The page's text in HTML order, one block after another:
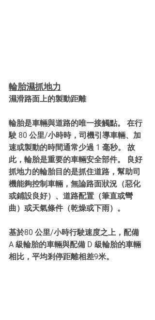
輪胎濕抓地力
濕滑路面上的製動距離
輪胎是車輛與道路的唯一接觸點。 在行
駛 80 公里/小時時，司機引導車輛、加
速或製動的時間通常少過 1 毫秒。 故
此，輪胎是重要的車輛安全部件。 良好
抓地力的輪胎目的是抓住道路，幫助司
機能夠控制車輛，無論路面狀況（惡化
或鋪設良好）、道路配置（筆直或彎
曲）或天氣條件（乾燥或下雨）。
基於80 公里/小時行駛速度之上，配備
A 級輪胎的車輛與配備 D 級輪胎的車輛
相比，平均剎停距離相差9米。